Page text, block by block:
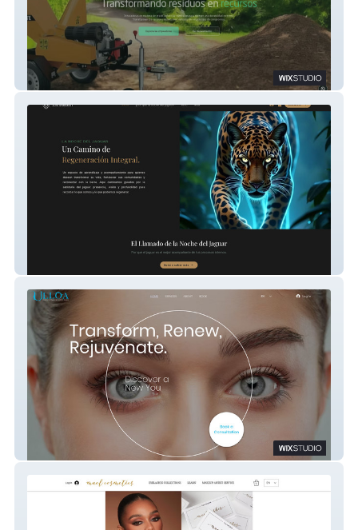
EcoGreenChip
Dr Ulloa Cirujano Plastico